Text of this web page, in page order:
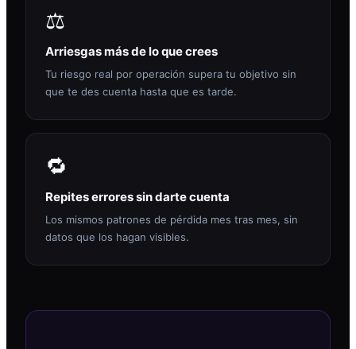
⚖️
Arriesgas más de lo que crees
Tu riesgo real por operación supera tu objetivo sin
que te des cuenta hasta que es tarde.
🔁
Repites errores sin darte cuenta
Los mismos patrones de pérdida mes tras mes, sin
datos que los hagan visibles.